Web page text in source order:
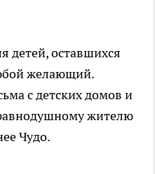
детей, оставшихся
желающий.
с детских домов и
жителю
Чудо.